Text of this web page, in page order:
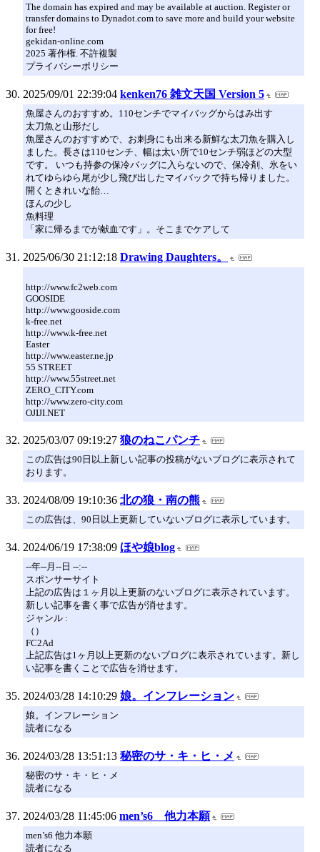
The domain has expired and may be available at auction. Register or
transfer domains to Dynadot.com to save more and build your website
for free!
gekidan-online.com
2025 著作権. 不許複製
プライバシーポリシー
2025/09/01 22:39:04 kenken76 雑文天国 Version 5
魚屋さんのおすすめ。110センチでマイバッグからはみ出す
太刀魚と山形だし
魚屋さんのおすすめで、お刺身にも出来る新鮮な太刀魚を購入し
ました。長さは110センチ、幅は太い所で10センチ弱ほどの大型
です。 いつも持参の保冷バッグに入らないので、保冷剤、氷をい
れてゆらゆら尾が少し飛び出したマイバックで持ち帰りました。
開くときれいな飴…
ほんの少し
魚料理
「家に帰るまでが献血です」。そこまでケアして
2025/06/30 21:12:18 Drawing Daughters。
http://www.fc2web.com
GOOSIDE
http://www.gooside.com
k-free.net
http://www.k-free.net
Easter
http://www.easter.ne.jp
55 STREET
http://www.55street.net
ZERO_CITY.com
http://www.zero-city.com
OJIJI.NET
2025/03/07 09:19:27 狼のねこパンチ
この広告は90日以上新しい記事の投稿がないブログに表示されて
おります。
2024/08/09 19:10:36 北の狼・南の熊
この広告は、90日以上更新していないブログに表示しています。
2024/06/19 17:38:09 ほや娘blog
--年--月--日 --:--
スポンサーサイト
上記の広告は１ヶ月以上更新のないブログに表示されています。
新しい記事を書く事で広告が消せます。
ジャンル :
（）
FC2Ad
上記広告は1ヶ月以上更新のないブログに表示されています。新し
い記事を書くことで広告を消せます。
2024/03/28 14:10:29 娘。インフレーション
娘。インフレーション
読者になる
2024/03/28 13:51:13 秘密のサ・キ・ヒ・メ
秘密のサ・キ・ヒ・メ
読者になる
2024/03/28 11:45:06 men’s6 他力本願
men’s6 他力本願
読者になる